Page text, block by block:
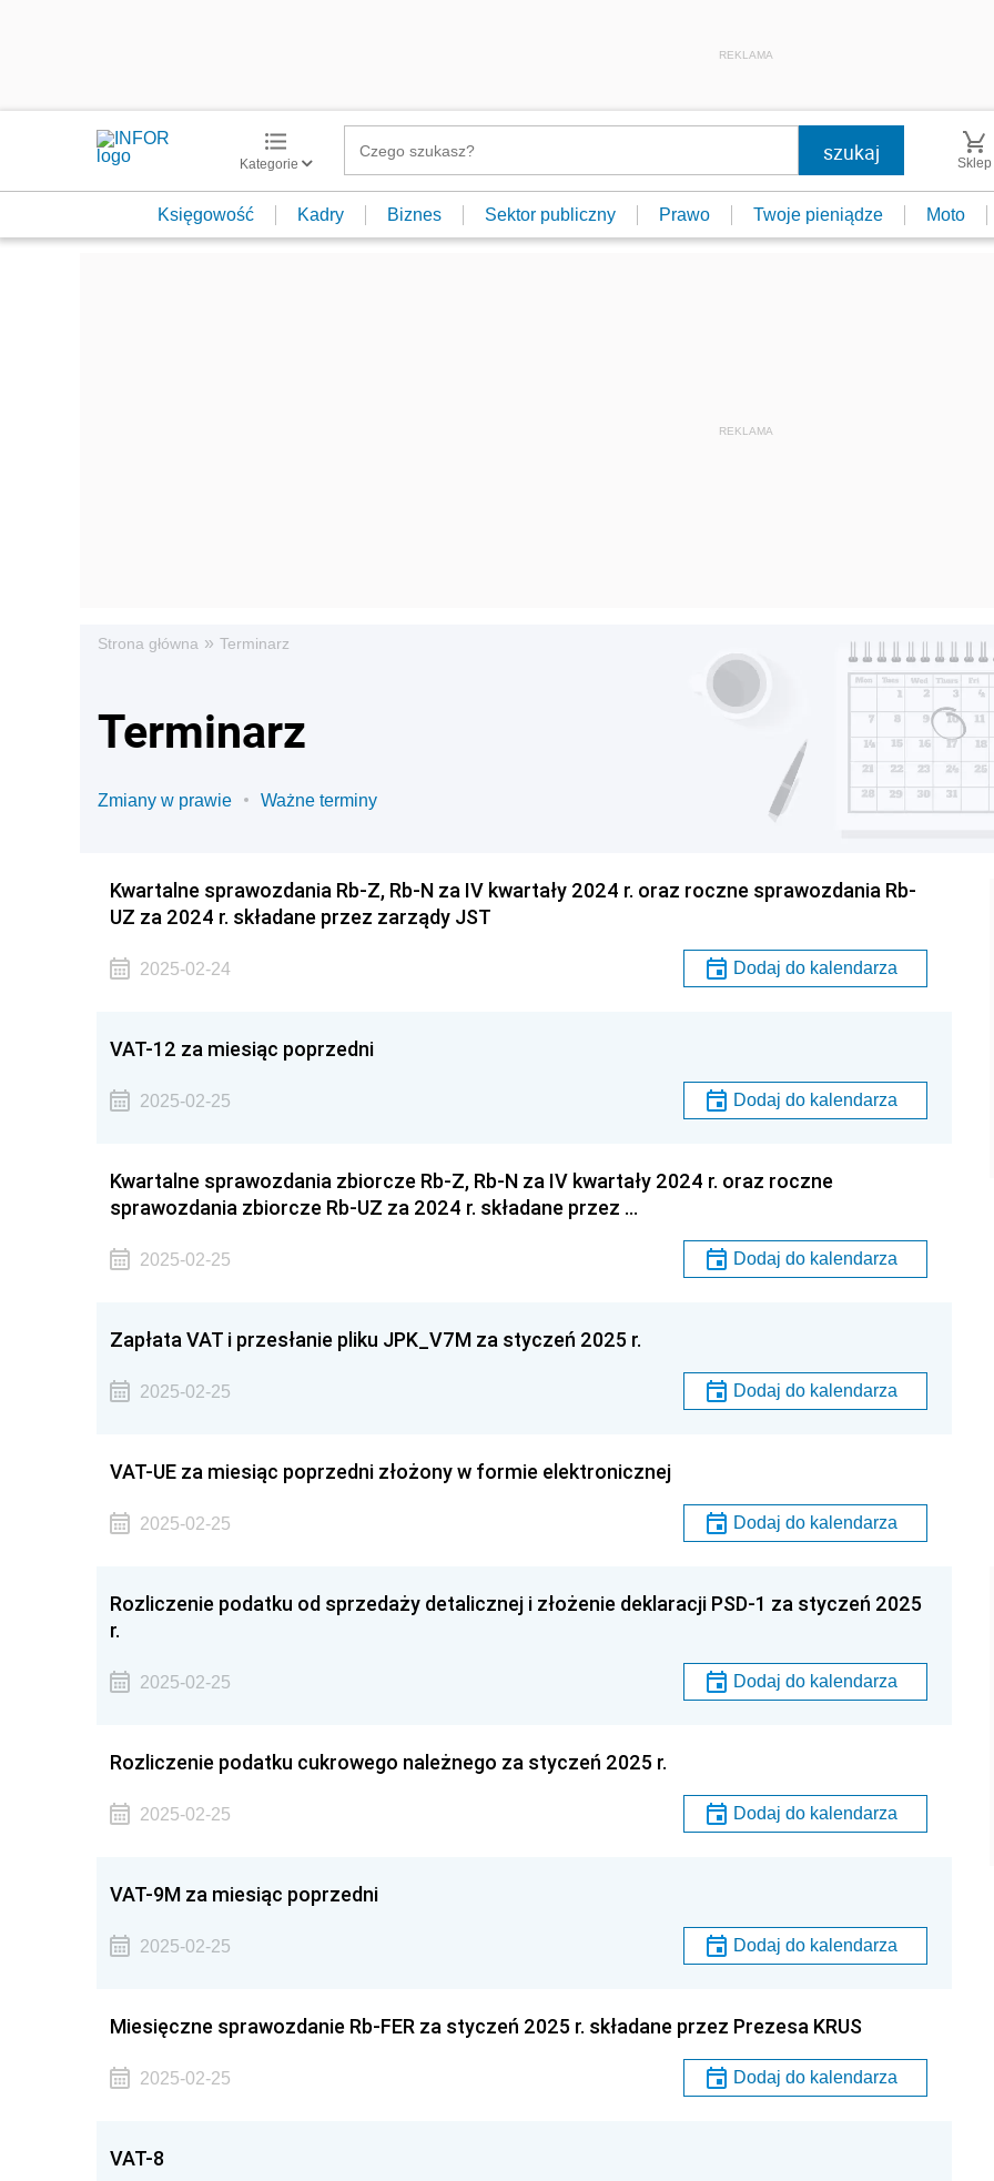
REKLAMA
Kategorie Sklep
Księgowość Kadry Biznes Sektor publiczny Prawo Twoje pieniądze Moto
Strona główna » Terminarz
Terminarz
Zmiany w prawie Ważne terminy
Kwartalne sprawozdania Rb-Z, Rb-N za IV kwartały 2024 r. oraz roczne sprawozdania Rb-
UZ za 2024 r. składane przez zarządy JST
2025-02-24 Dodaj do kalendarza
VAT-12 za miesiąc poprzedni
2025-02-25 Dodaj do kalendarza
Kwartalne sprawozdania zbiorcze Rb-Z, Rb-N za IV kwartały 2024 r. oraz roczne
sprawozdania zbiorcze Rb-UZ za 2024 r. składane przez …
2025-02-25 Dodaj do kalendarza
Zapłata VAT i przesłanie pliku JPK_V7M za styczeń 2025 r.
2025-02-25 Dodaj do kalendarza
VAT-UE za miesiąc poprzedni złożony w formie elektronicznej
2025-02-25 Dodaj do kalendarza
Rozliczenie podatku od sprzedaży detalicznej i złożenie deklaracji PSD-1 za styczeń 2025
r.
2025-02-25 Dodaj do kalendarza
Rozliczenie podatku cukrowego należnego za styczeń 2025 r.
2025-02-25 Dodaj do kalendarza
VAT-9M za miesiąc poprzedni
2025-02-25 Dodaj do kalendarza
Miesięczne sprawozdanie Rb-FER za styczeń 2025 r. składane przez Prezesa KRUS
2025-02-25 Dodaj do kalendarza
VAT-8